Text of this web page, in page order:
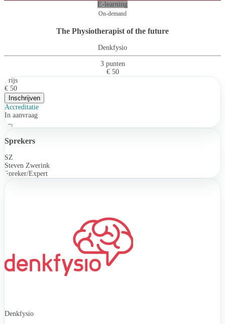
E-learning
On-demand
The Physiotherapist of the future
Denkfysio
3 punten
€ 50
Prijs
€ 50
Inschrijven
Accreditatie
In aanvraag
Sprekers
SZ
Steven Zwerink
Spreker/Expert
Denkfysio